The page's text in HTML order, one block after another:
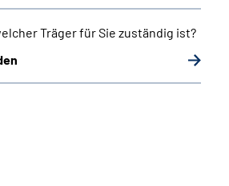
Träger für Sie zuständig ist?